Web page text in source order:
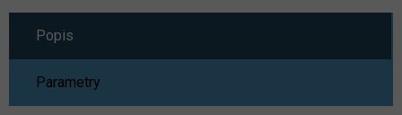
Popis
Parametry